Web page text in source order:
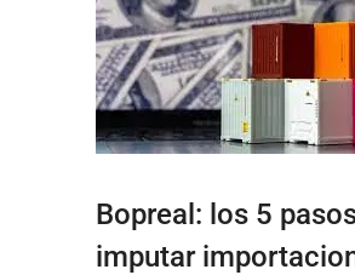
Bopreal: los 5
imputar